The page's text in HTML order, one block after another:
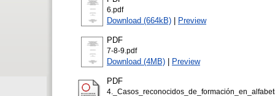
6.pdf
Download (664kB) | Preview
PDF
7-8-9.pdf
Download (4MB) | Preview
PDF